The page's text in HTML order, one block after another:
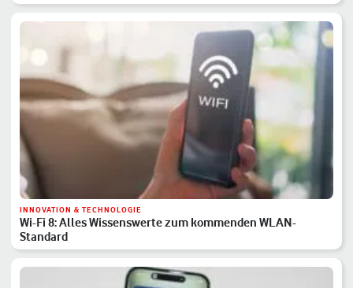
INNOVATION & TECHNOLOGIE
Wi-Fi 8: Alles Wissenswerte zum kommenden WLAN-
Standard